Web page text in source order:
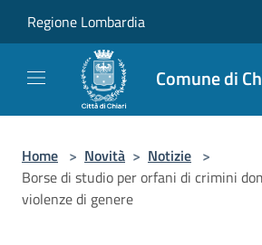
Regione Lombardia
Comune di
Home > Novità > Notizie >
Borse di studio per orfani di crimini
violenze di genere